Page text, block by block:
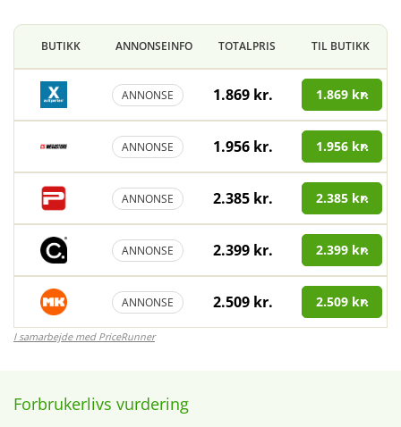
BUTIKK ANNONSEINFO TOTALPRIS TIL BUTIKK
ANNONSE 1.869 kr. 1.869 kr.
ANNONSE 1.956 kr. 1.956 kr.
ANNONSE 2.385 kr. 2.385 kr.
ANNONSE 2.399 kr. 2.399 kr.
ANNONSE 2.509 kr. 2.509 kr.
I samarbejde med PriceRunner
Forbrukerlivs vurdering